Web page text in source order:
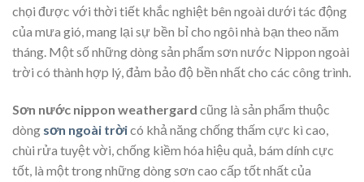
chọi được với thời tiết khắc nghiệt bên ngoài dưới tác động
của mưa gió, mang lại sự bền bỉ cho ngôi nhà bạn theo năm
tháng. Một số những dòng sản phẩm sơn nước Nippon ngoài
trời có thành hợp lý, đảm bảo độ bền nhất cho các công trình.
Sơn nước nippon weathergard cũng là sản phẩm thuộc
dòng sơn ngoài trờicó khả năng chống thấm cực kì cao,
chùi rửa tuyệt vời, chống kiềm hóa hiệu quả, bám dính cực
tốt, là một trong những dòng sơn cao cấp tốt nhất của